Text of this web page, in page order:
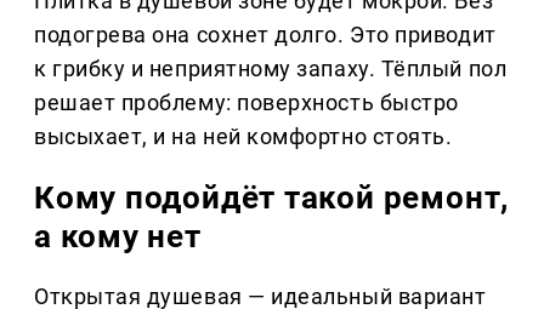
подогрева она сохнет долго. Это приводит
к грибку и неприятному запаху. Тёплый пол
решает проблему: поверхность быстро
высыхает, и на ней комфортно стоять.
Кому подойдёт такой ремонт,
а кому нет
Открытая душевая — идеальный вариант